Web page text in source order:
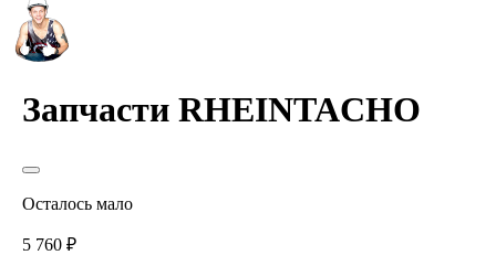
Запчасти RHEINTACHO
Осталось мало
5 760 ₽